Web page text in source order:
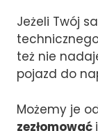
Jeżeli Twój
też nie
pojazd do
Możemy je
zezłomować